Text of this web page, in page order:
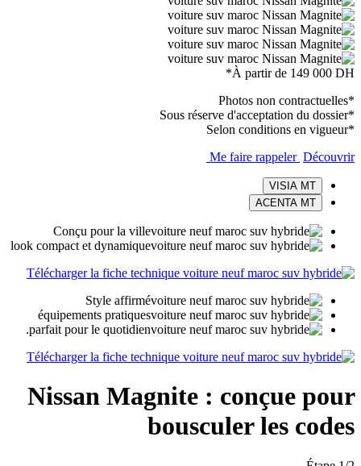
À partir de 149 000 DH*
*Photos non contractuelles
*Sous réserve d'acceptation du dossier
*Selon conditions en vigueur
Me faire rappeler Découvrir
VISIA MT
ACENTA MT
Conçu pour la ville
look compact et dynamique
Style affirmé
équipements pratiques
parfait pour le quotidien.
Nissan Magnite : conçue pour
bousculer les codes